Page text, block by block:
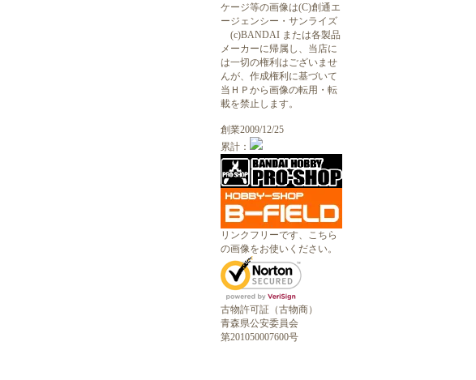
ケージ等の画像は(C)創通エ
ージェンシー・サンライズ
(c)BANDAI または各製品
メーカーに帰属し、当店に
は一切の権利はございませ
んが、作成権利に基づいて
当ＨＰから画像の転用・転
載を禁止します。
創業2009/12/25
累計：
リンクフリーです、こちら
の画像をお使いください。
古物許可証（古物商）
青森県公安委員会
第201050007600号